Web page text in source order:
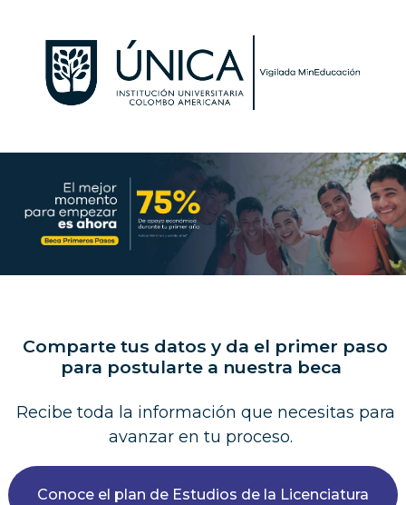
Comparte tus datos y da el primer paso
para postularte a nuestra beca
Recibe toda la información que necesitas para
avanzar en tu proceso.
Conoce el plan de Estudios de la Licenciatura